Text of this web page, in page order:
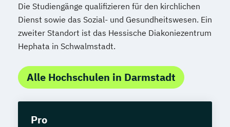
Die Studiengänge qualifizieren für den kirchlichen
Dienst sowie das Sozial- und Gesundheitswesen. Ein
zweiter Standort ist das Hessische Diakoniezentrum
Hephata in Schwalmstadt.
Alle Hochschulen in Darmstadt
Pro